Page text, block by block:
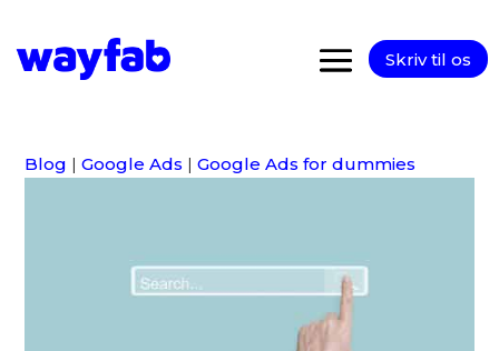
Skriv til os
Blog |Google Ads |Google Ads for dummies